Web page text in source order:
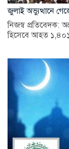
জুলাই অভ্যুত্থানে
নিজস্ব প্রতিবেদক:
হিসেবে আহত ১,৪০১